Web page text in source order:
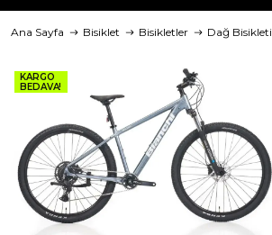
Ana Sayfa Bisiklet Bisikletler Dağ Bisikleti
KARGO
BEDAVA!